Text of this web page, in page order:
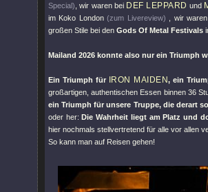
Special) , wir waren bei DEF LEPPARD und
im Koko London(zum Livereview) , wir
großen Stile bei den Gods Of Metal Festivals
Mailand 2026 konnte also nur ein Triumph
Ein Triumph für IRON MAIDEN, ein
großartigen, authentischen Essen binnen 36
ein Triumph für unsere Truppe, die derart
oder her:Die Wahrheit liegt am Platz und
hier nochmals stellvertretend für alle vor allen
So kann man auf Reisen gehen!